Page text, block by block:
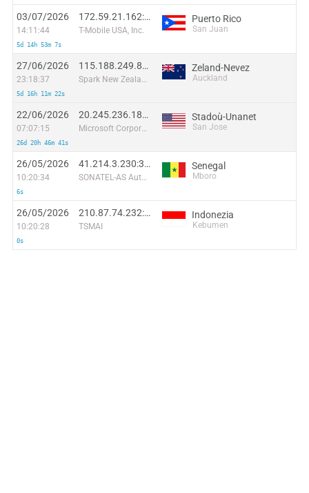
03/07/2026
14:11:44
5d 14h 53m 7s
172.59.21.162:14668
T-Mobile USA, Inc.
Puerto Rico
San Juan
27/06/2026
23:18:37
5d 16h 11m 22s
115.188.249.81:45055
Spark New Zealand Trading Ltd
Zeland-Nevez
Auckland
22/06/2026
07:07:15
26d 20h 46m 41s
20.245.236.181:33058
Microsoft Corporation
Stadoù-Unanet
San Jose
26/05/2026
10:20:34
6s
41.214.3.230:32663
SONATEL-AS Autonomous System
Senegal
Mboro
26/05/2026
10:20:28
0s
210.87.74.232:53018
TSMAI
Indonezia
Kebumen